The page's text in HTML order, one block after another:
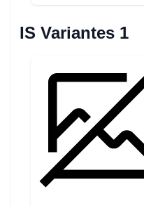
IS Variantes 1